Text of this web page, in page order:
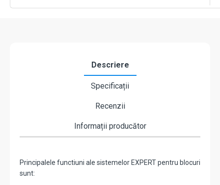
Descriere
Specificații
Recenzii
Informații producător
Principalele functiuni ale sistemelor EXPERT pentru blocuri
sunt: